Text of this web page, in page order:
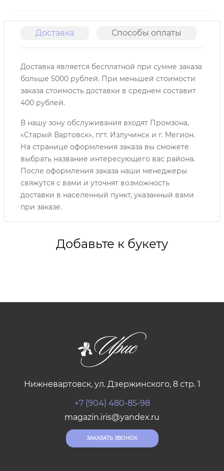
Доставка Способы оплаты
Доставка является бесплатной при сумме заказа
больше 5000 рублей. При меньшей стоимости
заказа стоимость доставки в среднем составит
400 рублей.
В нашу зону обслуживания входят Промзона,
«Старый Вартовск», пгт. Излучинск и г. Мегион.
На странице оформления заказа вы сможете
выбрать название интересующего вас района.
После оформления заказа наши менеджеры
свяжутся с вами и уточнят возможность
доставки в населенный пункт, указанный вами
при заказе.
Добавьте к букету
Нижневартовск, ул. Дзержинского, 8 стр. 1
+7 (904) 480-85-98
magazin.iris@yandex.ru
ЗАКАЗАТЬ ЗВОНОК